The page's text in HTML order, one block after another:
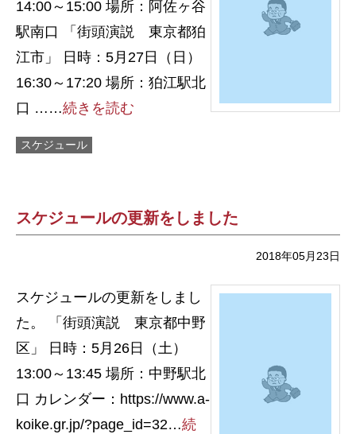
14:00～15:00 場所：阿佐ヶ谷
駅南口 「街頭演説 東京都狛
江市」 日時：5月27日（日）
16:30～17:20 場所：狛江駅北
口 ……続きを読む
スケジュール
スケジュールの更新をしました
2018年05月23日
スケジュールの更新をしまし
た。 「街頭演説 東京都中野
区」 日時：5月26日（土）
13:00～13:45 場所：中野駅北
口 カレンダー：https://www.a-
koike.gr.jp/?page_id=32…続